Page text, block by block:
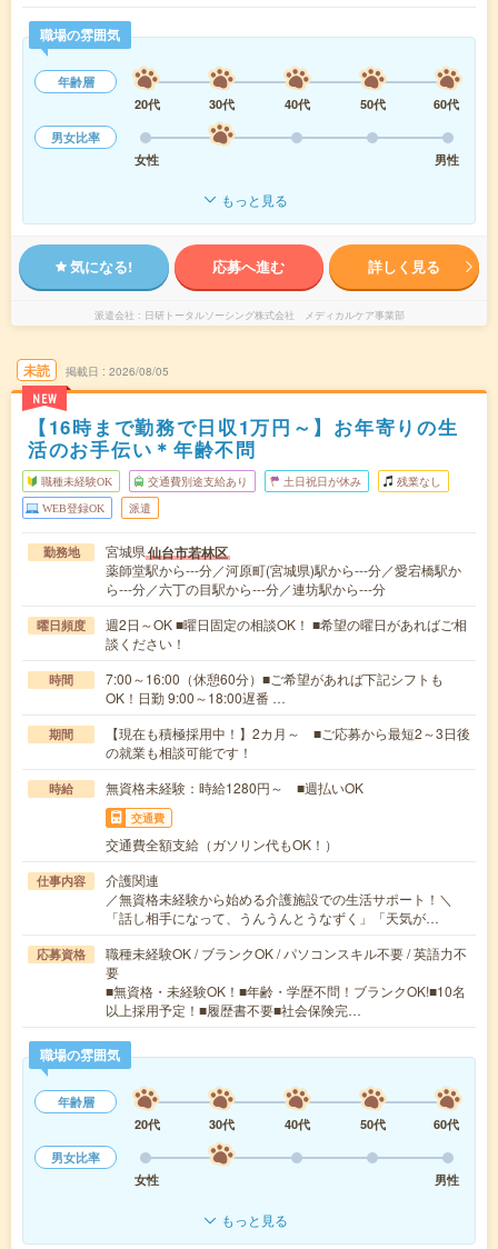
職場の雰囲気
年齢層
20代
30代 40代 50代
60代
男女比率
女性
男性
もっと見る
気になる! 応募へ進む 詳しく見る
派遣会社 日研トータルソーシング株式会社 メディカルケア事業部
未読
NEW
掲載日 2026/08/05
【16時まで勤務で日収1万円～】お年寄りの生
活のお手伝い＊年齢不問
職種未経験OK 交通費別途支給あり 土日祝日が休み 残業なし
WEB登録OK 派遣
勤務地 宮城県仙台市若林区
薬師堂駅から---分／河原町(宮城県)駅から---分／愛宕橋駅か
ら---分／六丁の目駅から---分／連坊駅から---分
曜日頻度
週2日～OK ■曜日固定の相談OK！ ■希望の曜日があればご相
談ください！
時間
7:00～16:00（休憩60分）■ご希望があれば下記シフトも
OK！日勤 9:00～18:00遅番 …
期間
【現在も積極採用中！】2カ月～ ■ご応募から最短2～3日後
の就業も相談可能です！
時給 無資格未経験：時給1280円～ ■週払いOK
交通費
交通費全額支給（ガソリン代もOK！）
仕事内容
介護関連
／無資格未経験から始める介護施設での生活サポート！＼
「話し相手になって、うんうんとうなずく」「天気が…
応募資格
職種未経験OK / ブランクOK / パソコンスキル不要 / 英語力不
要
■無資格・未経験OK！■年齢・学歴不問！ブランクOK!■10名
以上採用予定！■履歴書不要■社会保険完…
職場の雰囲気
年齢層
20代
30代 40代 50代
60代
男女比率
女性
男性
もっと見る